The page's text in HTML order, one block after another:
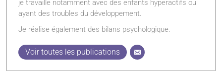
je travaille notamment avec des enfants hyperactifs ou
ayant des troubles du développement.
Je réalise également des bilans psychologique.
Voir toutes les publications